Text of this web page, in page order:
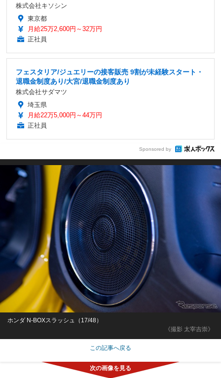
株式会社キソシン
東京都
月給25万2,600円～32万円
正社員
フェスタリア/ジュエリーの接客販売 9割が未経験スタート・
退職金制度あり/大宮/退職金制度あり
株式会社サダマツ
埼玉県
月給22万5,000円～44万円
正社員
Sponsored by
《撮影 太宰吉崇》
ホンダ N-BOXスラッシュ（17/48）
この記事へ戻る